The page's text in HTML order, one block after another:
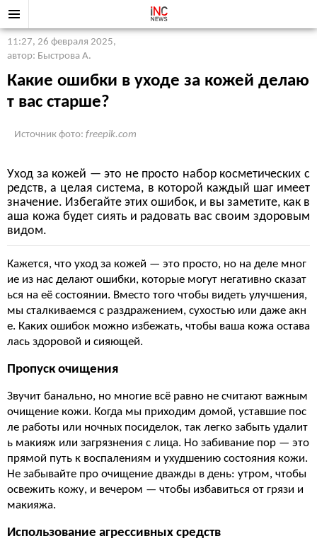
11:27, 26 февраля 2025,
автор: Быстрова А.
Какие ошибки в уходе за кожей делаю
т вас старше?
Источник фото: freepik.com
Уход за кожей — это не просто набор косметических с
редств, а целая система, в которой каждый шаг имеет
значение. Избегайте этих ошибок, и вы заметите, как в
аша кожа будет сиять и радовать вас своим здоровым
видом.
Кажется, что уход за кожей — это просто, но на деле мног
ие из нас делают ошибки, которые могут негативно сказат
ься на её состоянии. Вместо того чтобы видеть улучшения,
мы сталкиваемся с раздражением, сухостью или даже акн
е. Каких ошибок можно избежать, чтобы ваша кожа остава
лась здоровой и сияющей.
Пропуск очищения
Звучит банально, но многие всё равно не считают важным
очищение кожи. Когда мы приходим домой, уставшие пос
ле работы или ночных посиделок, так легко забыть удалит
ь макияж или загрязнения с лица. Но забивание пор — это
прямой путь к воспалениям и ухудшению состояния кожи.
Не забывайте про очищение дважды в день: утром, чтобы
освежить кожу, и вечером — чтобы избавиться от грязи и
макияжа.
Использование агрессивных средств